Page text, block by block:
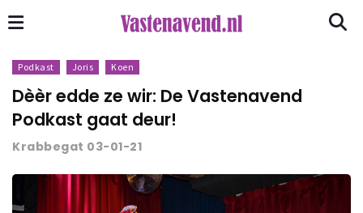
Podkast Joris Koen
Dèèr edde ze wir: De Vastenavend
Podkast gaat deur!
Krabbegat 03-01-21